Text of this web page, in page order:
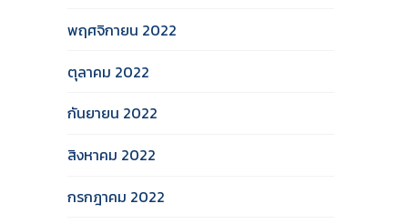
พฤศจิกายน 2022
ตุลาคม 2022
กันยายน 2022
สิงหาคม 2022
กรกฎาคม 2022